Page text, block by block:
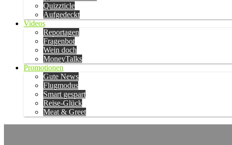
Quizzticle
Aufgedeckt
Videos
Reportagen
Fragenbot
Wein doch
MoneyTalks
Promotionen
Gute News
Flugmodus
Smart gespart
Reise-Glück
Meat & Greet